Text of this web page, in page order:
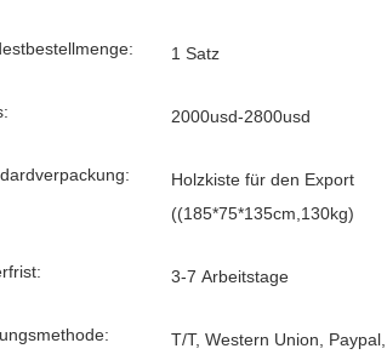
1 Satz
2000usd-2800usd
Holzkiste für den Export
((185*75*135cm,130kg)
3-7 Arbeitstage
T/T, Western Union,